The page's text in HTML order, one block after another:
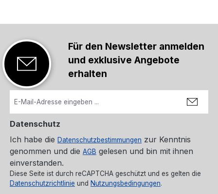
Für den Newsletter anmelden
und exklusive Angebote
erhalten
Datenschutz
Ich habe die Datenschutzbestimmungen zur Kenntnis
genommen und die AGB gelesen und bin mit ihnen
einverstanden.
Diese Seite ist durch reCAPTCHA geschützt und es gelten die
Datenschutzrichtlinie und Nutzungsbedingungen.